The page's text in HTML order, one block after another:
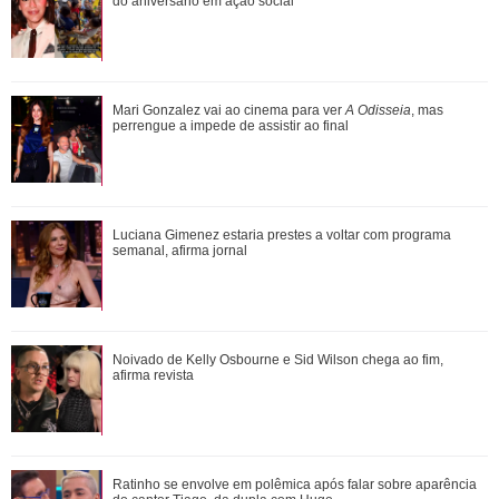
De galã de novelas a problemas com substâncias
químicas... Veja as polêmicas que rondam R...
Shawn Mendes, João Guilherme, Enzo Celulari... Relembre
os amores - e affairs - de Bruna Mar...
Assumidos! Kylian Mbappé abre álbum de fotos e noite de
cinema brasileiro com Ester Expósi...
Mari Gonzalez vai ao cinema para ver A Odisseia, mas
Mari Gonzalez vai ao cinema para verA Odisseia, mas
perrengue a impede de assistir ao final
Luciana Gimenez estaria prestes a voltar com programa
semanal, afirma jornal
Noivado de Kelly Osbourne e Sid Wilson chega ao fim,
afirma revista
Ratinho se envolve em polêmica após falar sobre aparência